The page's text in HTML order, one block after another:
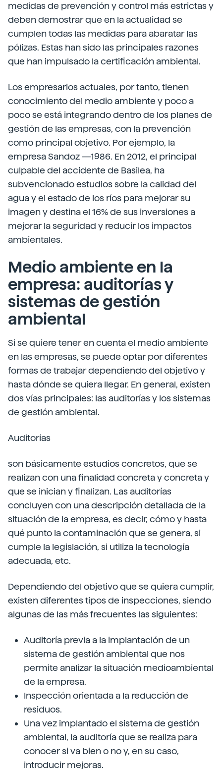
medidas de prevención y control más estrictas y
deben demostrar que en la actualidad se
cumplen todas las medidas para abaratar las
pólizas. Estas han sido las principales razones
que han impulsado la certificación ambiental.
Los empresarios actuales, por tanto, tienen
conocimiento del medio ambiente y poco a
poco se está integrando dentro de los planes de
gestión de las empresas, con la prevención
como principal objetivo. Por ejemplo, la
empresa Sandoz —1986. En 2012, el principal
culpable del accidente de Basilea, ha
subvencionado estudios sobre la calidad del
agua y el estado de los ríos para mejorar su
imagen y destina el 16% de sus inversiones a
mejorar la seguridad y reducir los impactos
ambientales.
Medio ambiente en la
empresa: auditorías y
sistemas de gestión
ambiental
Si se quiere tener en cuenta el medio ambiente
en las empresas, se puede optar por diferentes
formas de trabajar dependiendo del objetivo y
hasta dónde se quiera llegar. En general, existen
dos vías principales: las auditorías y los sistemas
de gestión ambiental.
Auditorías
son básicamente estudios concretos, que se
realizan con una finalidad concreta y concreta y
que se inician y finalizan. Las auditorías
concluyen con una descripción detallada de la
situación de la empresa, es decir, cómo y hasta
qué punto la contaminación que se genera, si
cumple la legislación, si utiliza la tecnología
adecuada, etc.
Dependiendo del objetivo que se quiera cumplir,
existen diferentes tipos de inspecciones, siendo
algunas de las más frecuentes las siguientes:
Auditoría previa a la implantación de un
sistema de gestión ambiental que nos
permite analizar la situación medioambiental
de la empresa.
Inspección orientada a la reducción de
residuos.
Una vez implantado el sistema de gestión
ambiental, la auditoría que se realiza para
conocer si va bien o no y, en su caso,
introducir mejoras.